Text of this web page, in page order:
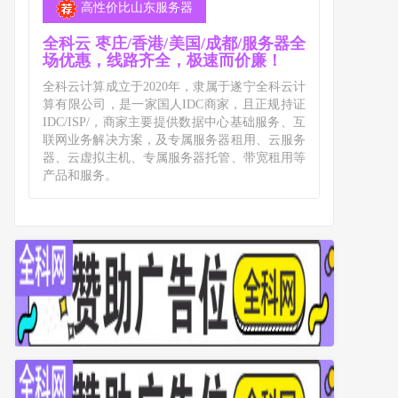
高性价比山东服务器
全科云 枣庄/香港/美国/成都/服务器全
场优惠，线路齐全，极速而价廉！
全科云计算成立于2020年，隶属于遂宁全科云计
算有限公司，是一家国人IDC商家，且正规持证
IDC/ISP/，商家主要提供数据中心基础服务、互
联网业务解决方案，及专属服务器租用、云服务
器、云虚拟主机、专属服务器托管、带宽租用等
产品和服务。